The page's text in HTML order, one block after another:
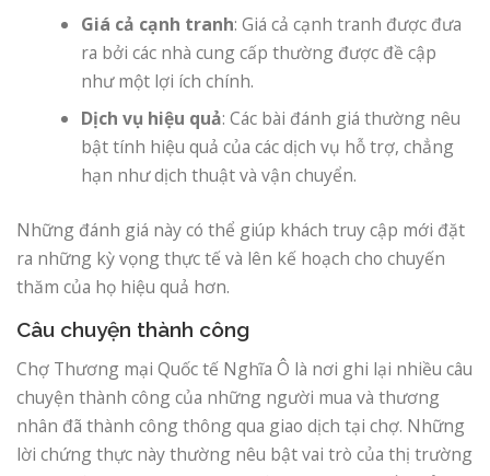
Giá cả cạnh tranh: Giá cả cạnh tranh được đưa
ra bởi các nhà cung cấp thường được đề cập
như một lợi ích chính.
Dịch vụ hiệu quả: Các bài đánh giá thường nêu
bật tính hiệu quả của các dịch vụ hỗ trợ, chẳng
hạn như dịch thuật và vận chuyển.
Những đánh giá này có thể giúp khách truy cập mới đặt
ra những kỳ vọng thực tế và lên kế hoạch cho chuyến
thăm của họ hiệu quả hơn.
Câu chuyện thành công
Chợ Thương mại Quốc tế Nghĩa Ô là nơi ghi lại nhiều câu
chuyện thành công của những người mua và thương
nhân đã thành công thông qua giao dịch tại chợ. Những
lời chứng thực này thường nêu bật vai trò của thị trường